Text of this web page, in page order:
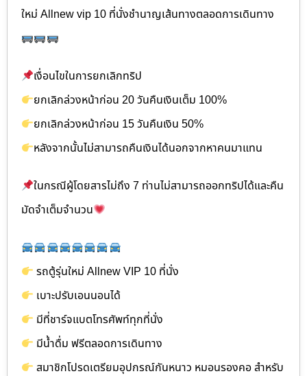
ใหม่ Allnew vip 10 ที่นั่งชำนาญเส้นทางตลอดการเดินทาง
เงื่อนไขในการยกเลิกทริป
ยกเลิกล่วงหน้าก่อน 20 วันคืนเงินเต็ม 100%
ยกเลิกล่วงหน้าก่อน 15 วันคืนเงิน 50%
หลังจากนั้นไม่สามารถคืนเงินได้นอกจากหาคนมาแทน
ในกรณีผู้โดยสารไม่ถึง 7 ท่านไม่สามารถออกทริปได้และคืน
มัดจำเต็มจำนวน
รถตู้รุ่นใหม่ Allnew VIP 10 ที่นั่ง
เบาะปรับเอนนอนได้
มีที่ชาร์จแบตโทรศัพท์ทุกที่นั่ง
มีน้ำดื่ม ฟรีตลอดการเดินทาง
สมาชิกโปรดเตรียมอุปกรณ์กันหนาว หมอนรองคอ สำหรับ